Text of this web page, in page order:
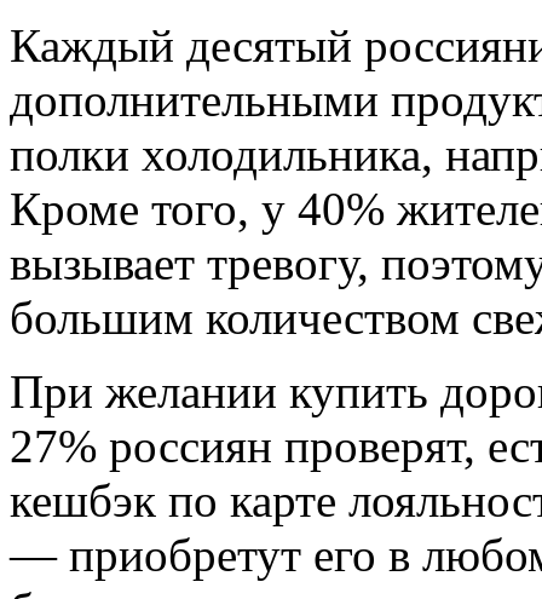
Каждый десятый
дополнительными
полки холодильника,
Кроме того, у 40%
вызывает тревогу,
большим количеством
При желании купить
27% россиян проверят,
кешбэк по карте
— приобретут его в